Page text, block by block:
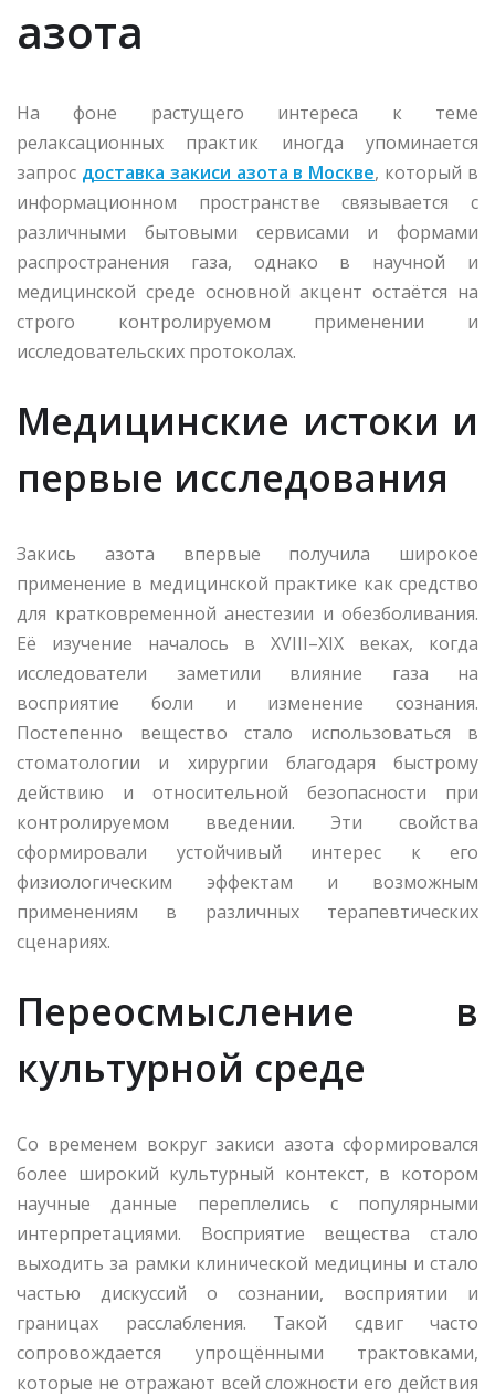
азота
На фоне растущего интереса к теме
релаксационных практик иногда упоминается
запрос доставка закиси азота в Москве, который в
информационном пространстве связывается с
различными бытовыми сервисами и формами
распространения газа, однако в научной и
медицинской среде основной акцент остаётся на
строго контролируемом применении и
исследовательских протоколах.
Медицинские истоки и
первые исследования
Закись азота впервые получила широкое
применение в медицинской практике как средство
для кратковременной анестезии и обезболивания.
Её изучение началось в XVIII–XIX веках, когда
исследователи заметили влияние газа на
восприятие боли и изменение сознания.
Постепенно вещество стало использоваться в
стоматологии и хирургии благодаря быстрому
действию и относительной безопасности при
контролируемом введении. Эти свойства
сформировали устойчивый интерес к его
физиологическим эффектам и возможным
применениям в различных терапевтических
сценариях.
Переосмысление в
культурной среде
Со временем вокруг закиси азота сформировался
более широкий культурный контекст, в котором
научные данные переплелись с популярными
интерпретациями. Восприятие вещества стало
выходить за рамки клинической медицины и стало
частью дискуссий о сознании, восприятии и
границах расслабления. Такой сдвиг часто
сопровождается упрощёнными трактовками,
которые не отражают всей сложности его действия